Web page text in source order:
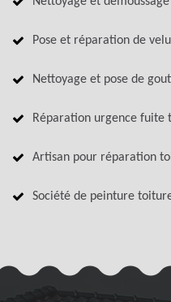
Pose et réparation de
Nettoyage et pose de
Réparation urgence fuite
Artisan pour réparation
Société de peinture